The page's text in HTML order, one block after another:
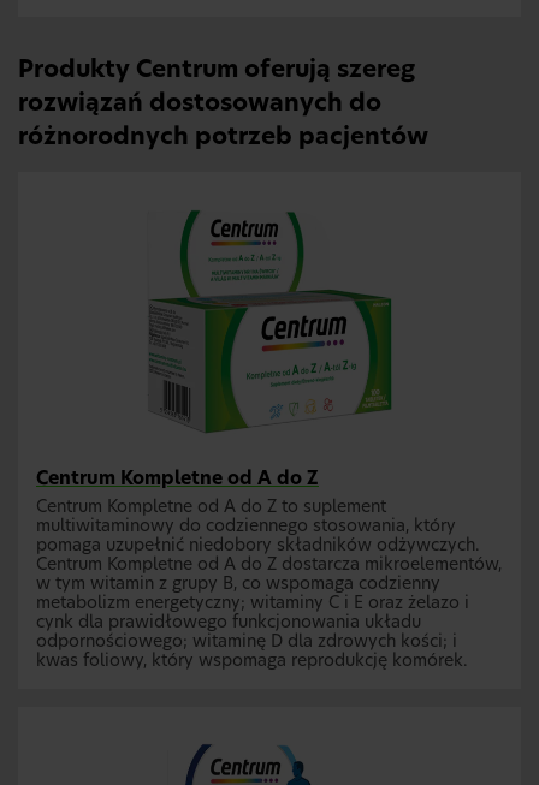
Produkty Centrum oferują szereg
rozwiązań dostosowanych do
różnorodnych potrzeb pacjentów
Centrum Kompletne od A do Z
Centrum Kompletne od A do Z to suplement
multiwitaminowy do codziennego stosowania, który
pomaga uzupełnić niedobory składników odżywczych.
Centrum Kompletne od A do Z dostarcza mikroelementów,
w tym witamin z grupy B, co wspomaga codzienny
metabolizm energetyczny; witaminy C i E oraz żelazo i
cynk dla prawidłowego funkcjonowania układu
odpornościowego; witaminę D dla zdrowych kości; i
kwas foliowy, który wspomaga reprodukcję komórek.